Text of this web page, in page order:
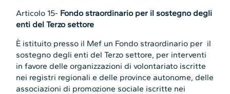
Articolo 15- Fondo straordinario per il sostegno degli
enti del Terzo settore
È istituito presso il Mef un Fondo straordinario per il
sostegno degli enti del Terzo settore, per interventi
in favore delle organizzazioni di volontariato iscritte
nei registri regionali e delle province autonome, delle
associazioni di promozione sociale iscritte nei